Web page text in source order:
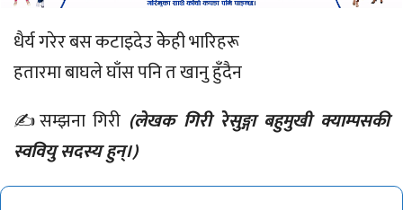
धैर्य गरेर बस कटाइदेउ केेही भारिहरू
हतारमा बाघले घाँस पनि त खानु हुँद‌ैन
✍️सम्झना गिरी (लेखक गिरी रेसुङ्गा बहुमुखी क्याम्पसकी
स्ववियु सदस्य हुन्।)